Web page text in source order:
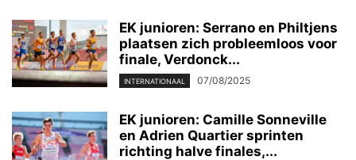
EK junioren: Serrano en Philtjens
plaatsen zich probleemloos voor
finale, Verdonck...
INTERNATIONAAL 07/08/2025
EK junioren: Camille Sonneville
en Adrien Quartier sprinten
richting halve finales,...